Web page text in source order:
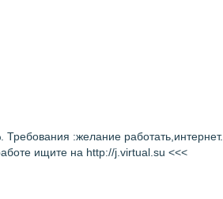
:желание работать,интернет.
ищите на http://j.virtual.su <<<